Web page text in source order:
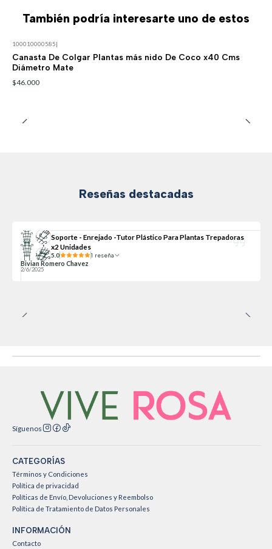
También podría interesarte uno de estos
100010000585|
Canasta De Colgar Plantas más nido De Coco x40 Cms
Diámetro Mate
$46.000
Reseñas destacadas
Soporte - Enrejado -Tutor Plástico Para Plantas Trepadoras
x2 Unidades
5.0 1 reseña
Bivian Romero Chavez
2/6/2025
Síguenos
CATEGORÍAS
Términos y Condiciones
Política de privacidad
Políticas de Envío, Devoluciones y Reembolso
Política de Tratamiento de Datos Personales
INFORMACIÓN
Contacto